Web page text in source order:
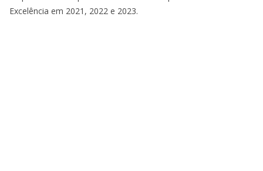
Excelência em 2021, 2022 e 2023.